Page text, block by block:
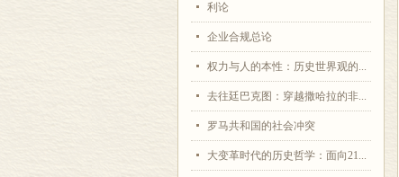
利论
企业合规总论
权力与人的本性：历史世界观的...
去往廷巴克图：穿越撒哈拉的非...
罗马共和国的社会冲突
大变革时代的历史哲学：面向21...